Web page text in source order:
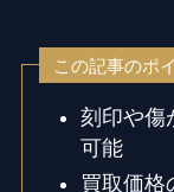
この記事のポ
刻印や傷
可能
買取価格